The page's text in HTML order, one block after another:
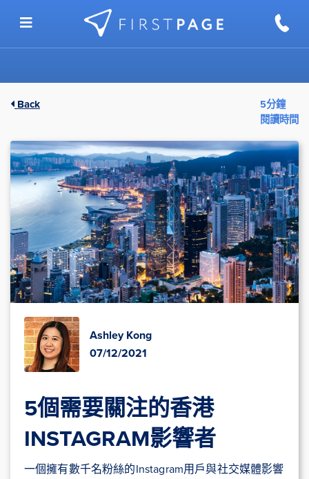
Back
5分鐘
閱讀時間
Ashley Kong
07/12/2021
5個需要關注的香港
INSTAGRAM影響者
一個擁有數千名粉絲的Instagram用戶與社交媒體影響